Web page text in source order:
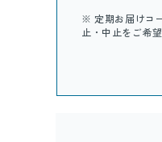
※ 定期お届けコ
止・中止をご希